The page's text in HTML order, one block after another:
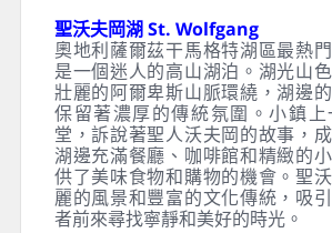
聖沃夫岡湖 St. Wolfgang
奧地利薩爾茲干馬格特湖區最熱
是一個迷人的高山湖泊。湖光山
壯麗的阿爾卑斯山脈環繞，湖邊
保留著濃厚的傳統氛圍。小鎮
堂，訴說著聖人沃夫岡的故事，
湖邊充滿餐廳、咖啡館和精緻的
供了美味食物和購物的機會。聖
麗的風景和豐富的文化傳統，吸
者前來尋找寧靜和美好的時光。